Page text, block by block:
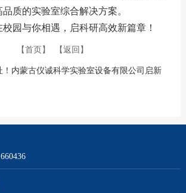
质的实验室综合解决方案。
园与你相遇，启科研高效新篇章！
【首页】 【返回】
！内蒙古仪诚科学实验室设备有限公司启新